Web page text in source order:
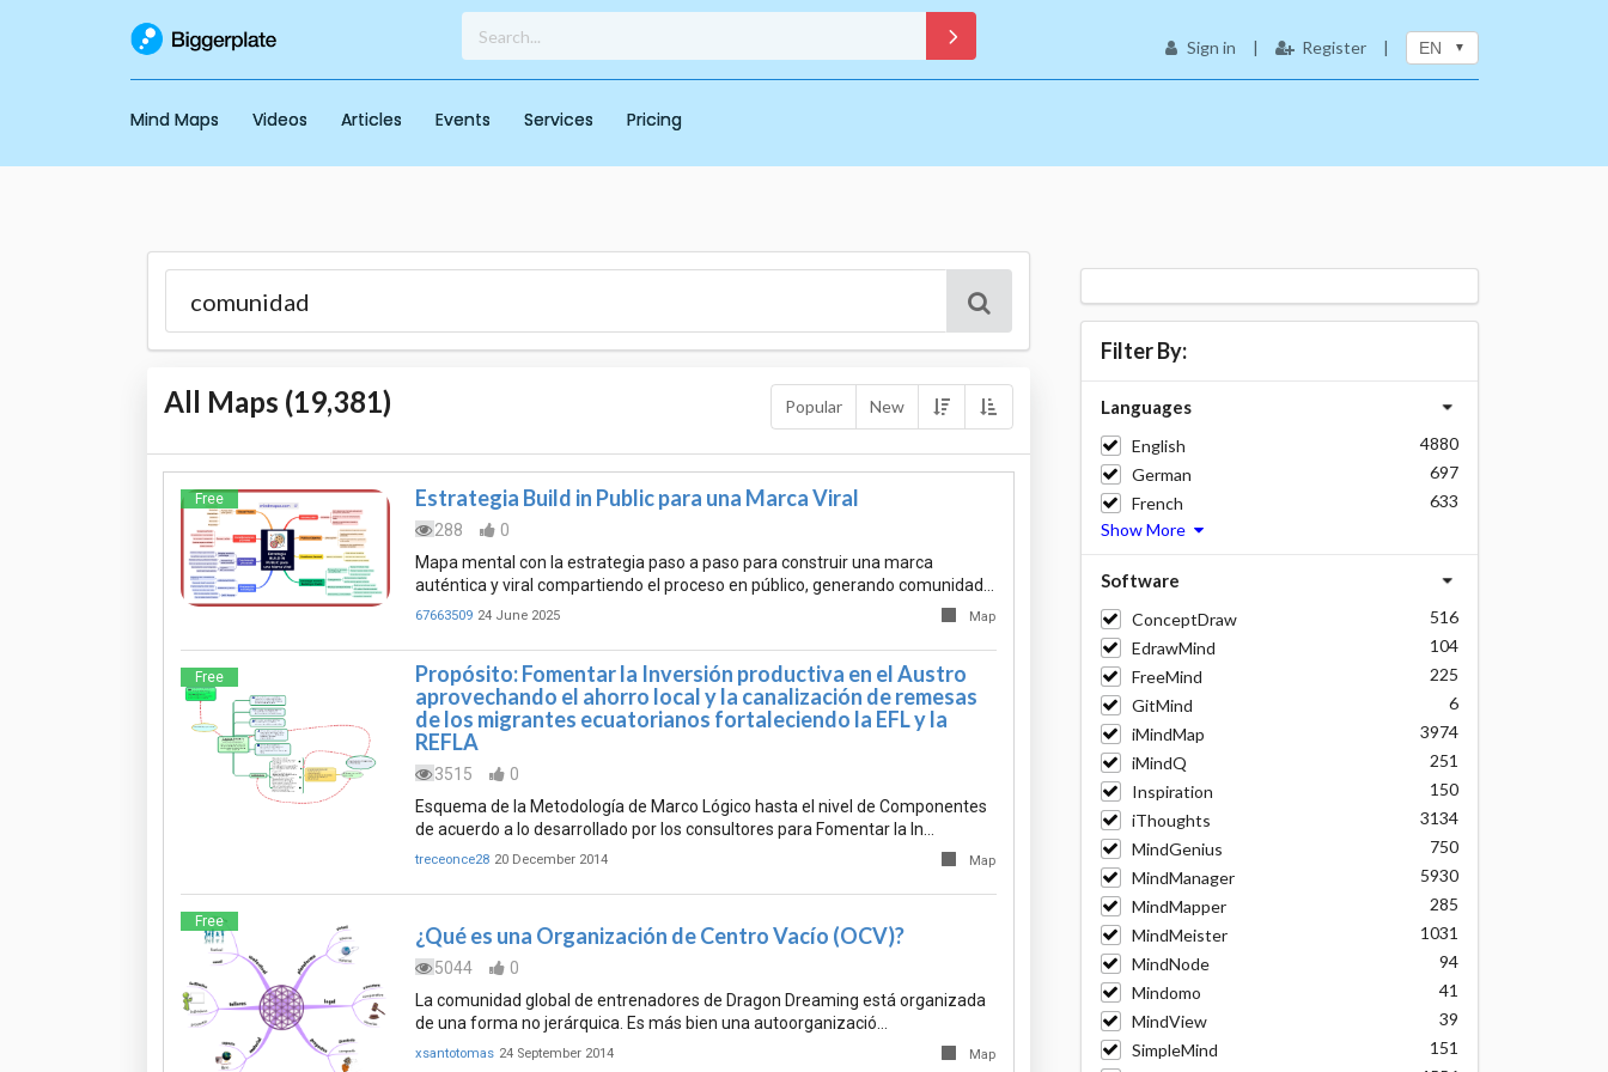
Sign in | Register | EN
Mind Maps Videos Articles Events Services Pricing
All Maps (19,381) Popular New
Free Estrategia Build in Public para una Marca Viral
288
0
Mapa mental con la estrategia paso a paso para construir una marca
auténtica y viral compartiendo el proceso en público, generando comunidad…
67663509 24 June 2025 Map
Free
Propósito: Fomentar la Inversión productiva en el Austro
aprovechando el ahorro local y la canalización de remesas
de los migrantes ecuatorianos fortaleciendo la EFL y la
REFLA
3515
0
Esquema de la Metodología de Marco Lógico hasta el nivel de Componentes
de acuerdo a lo desarrollado por los consultores para Fomentar la In…
treceonce28 20 December 2014 Map
Free
¿Qué es una Organización de Centro Vacío (OCV)?
5044
0
La comunidad global de entrenadores de Dragon Dreaming está organizada
de una forma no jerárquica. Es más bien una autoorganizació…
xsantotomas 24 September 2014 Map
Filter By:
Languages
English
4880
German
697
French
633
Show More
Software
ConceptDraw
516
EdrawMind
104
FreeMind
225
GitMind
6
iMindMap
3974
iMindQ
251
Inspiration
150
iThoughts
3134
MindGenius
750
MindManager
5930
MindMapper
285
MindMeister
1031
MindNode
94
Mindomo
41
MindView
39
SimpleMind
151